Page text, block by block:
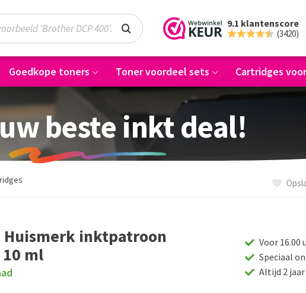
9.1 klantenscore
(3420)
Goedkope toners Toner voordeel sets Cartridges
beste inkt deal!
Huismerk inktpatroon
ml
Voor 16.00
Speciaal
Altijd 2